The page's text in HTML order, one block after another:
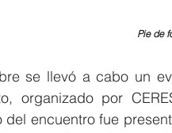
Pie de
se llevó a cabo un
organizado por
del encuentro fue